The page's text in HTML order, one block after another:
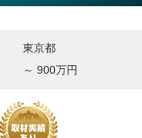
東京都
～ 900万円